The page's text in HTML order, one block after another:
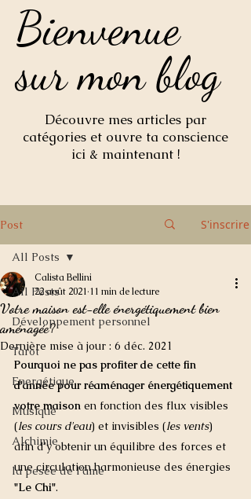
Bienvenue
sur mon blog
Bienvenue
sur mon blog
Découvre mes articles par
catégories et ouvre ta conscience
ici & maintenant !
Post S'inscrire
All Posts
Développement personnel
Tarot
Energétique
Musique
Alchimie
la pesée de l'âme
All Posts
Votre maison est-elle énergétiquement bien
aménagée?
Calista Bellini
22 août 2021 11 min de lecture
Dernière mise à jour : 6 déc. 2021
Pourquoi ne pas profiter de cette fin
d'année pour réaménager énergétiquement
votre maison en fonction des flux visibles
(les cours d'eau) et invisibles (les vents)
afin d'y obtenir un équilibre des forces et
une circulation harmonieuse des énergies
"Le Chi".